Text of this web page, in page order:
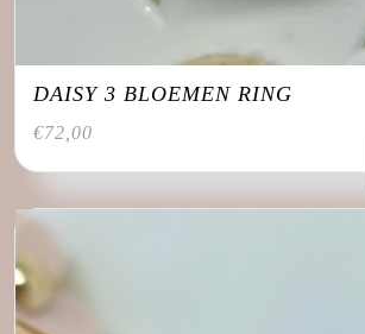
DAISY 3 BLOEMEN RING
€72,00